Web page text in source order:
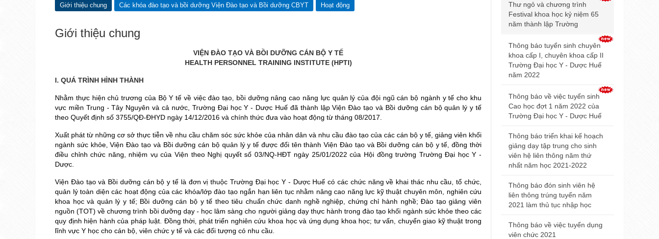
Giới thiệu chung Các khóa đào tạo và bồi dưỡng Viện Đào tạo và Bồi dưỡng CBYT Hoạt động
Giới thiệu chung
VIỆN ĐÀO TẠO VÀ BỒI DƯỠNG CÁN BỘ Y TẾ
HEALTH PERSONNEL TRAINING INSTITUTE (HPTI)
I. QUÁ TRÌNH HÌNH THÀNH
Nhằm thực hiện chủ trương của Bộ Y tế về việc đào tạo, bồi dưỡng nâng cao năng lực quản lý của đội ngũ cán bộ ngành y tế cho khu
vực miền Trung - Tây Nguyên và cả nước, Trường Đại học Y - Dược Huế đã thành lập Viện Đào tạo và Bồi dưỡng cán bộ quản lý y tế
theo Quyết định số 3755/QĐ-ĐHYD ngày 14/12/2016 và chính thức đưa vào hoạt động từ tháng 08/2017.
Xuất phát từ những cơ sở thực tiễn về nhu cầu chăm sóc sức khỏe của nhân dân và nhu cầu đào tạo của các cán bộ y tế, giảng viên khối
ngành sức khỏe, Viện Đào tạo và Bồi dưỡng cán bộ quản lý y tế được đổi tên thành Viện Đào tạo và Bồi dưỡng cán bộ y tế, đồng thời
điều chỉnh chức năng, nhiệm vụ của Viện theo Nghị quyết số 03/NQ-HĐT ngày 25/01/2022 của Hội đồng trường Trường Đại học Y -
Dược.
Viện Đào tạo và Bồi dưỡng cán bộ y tế là đơn vị thuộc Trường Đại học Y - Dược Huế có các chức năng về khai thác nhu cầu, tổ chức,
quản lý toàn diện các hoạt động của các khóa/lớp đào tạo ngắn hạn liên tục nhằm nâng cao năng lực kỹ thuật chuyên môn, nghiên cứu
khoa học và quản lý y tế; Bồi dưỡng cán bộ y tế theo tiêu chuẩn chức danh nghề nghiệp, chứng chỉ hành nghề; Đào tạo giảng viên
nguồn (TOT) về chương trình bồi dưỡng dạy - học lâm sàng cho người giảng dạy thực hành trong đào tạo khối ngành sức khỏe theo các
quy định hiện hành của pháp luật. Đồng thời, phát triển nghiên cứu khoa học và ứng dụng khoa học; tư vấn, chuyển giao kỹ thuật trong
lĩnh vực Y học cho cán bộ, viên chức y tế và các đối tượng có nhu cầu.
Thư ngỏ và chương trình
Festival khoa học kỷ niệm 65
năm thành lập Trường
Thông báo tuyển sinh chuyên
khoa cấp I, chuyên khoa cấp II
Trường Đại học Y - Dược Huế
năm 2022
Thông báo về việc tuyển sinh
Cao học đợt 1 năm 2022 của
Trường Đại học Y - Dược Huế
Thông báo triển khai kế hoạch
giảng dạy tập trung cho sinh
viên hệ liên thông năm thứ
nhất năm học 2021-2022
Thông báo đón sinh viên hệ
liên thông trúng tuyển năm
2021 làm thủ tục nhập học
Thông báo về việc tuyển dụng
viên chức 2021